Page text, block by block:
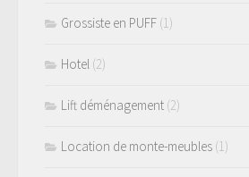
Grossiste en PUFF (1)
Hotel (2)
Lift déménagement (2)
Location de monte-meubles (1)